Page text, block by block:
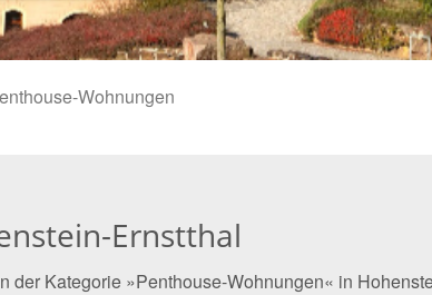
Wohnungen
Ernstthal
Kategorie »Penthouse-Wohnungen« in